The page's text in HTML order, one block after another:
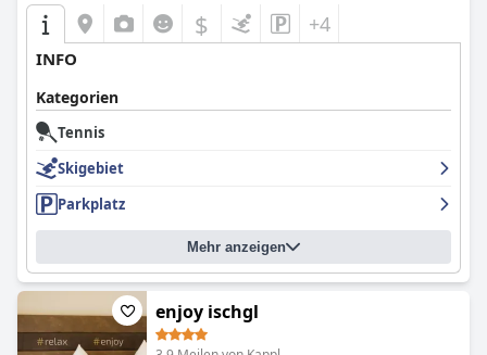
$ +4
INFO
Kategorien
Tennis
Skigebiet
Parkplatz
Mehr anzeigen
enjoy ischgl